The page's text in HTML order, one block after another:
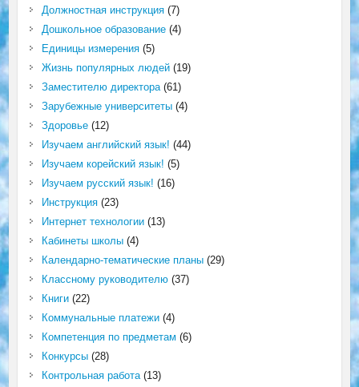
Должностная инструкция(7)
Дошкольное образование(4)
Единицы измерения(5)
Жизнь популярных людей(19)
Заместителю директора(61)
Зарубежные университеты(4)
Здоровье(12)
Изучаем английский язык! (44)
Изучаем корейский язык! (5)
Изучаем русский язык! (16)
Инструкция(23)
Интернет технологии(13)
Кабинеты школы(4)
Календарно-тематические планы(29)
Классному руководителю(37)
Книги(22)
Коммунальные платежи(4)
Компетенция по предметам (6)
Конкурсы(28)
Контрольная работа(13)